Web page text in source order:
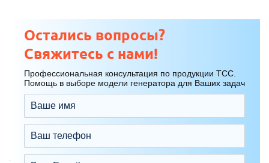
Остались вопросы?
Свяжитесь с нами!
Профессиональная консультация по продукции ТСС.
Помощь в выборе модели генератора для Ваших задач